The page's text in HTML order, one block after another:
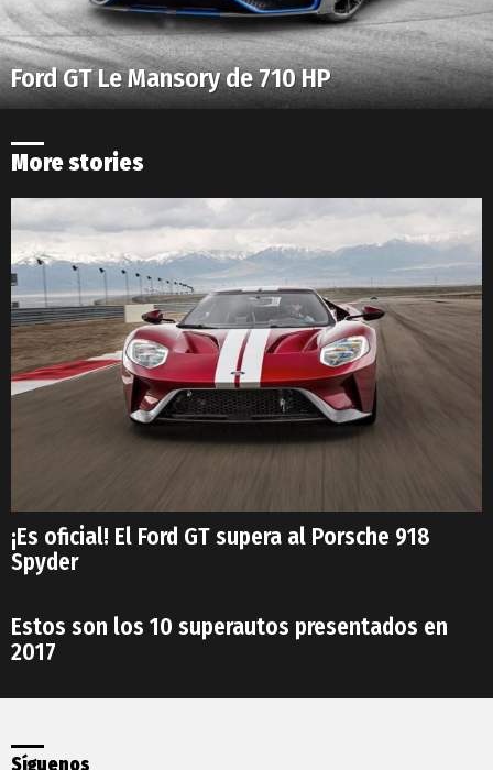
Ford GT Le Mansory de 710 HP
More stories
¡Es oficial! El Ford GT supera al Porsche 918
Spyder
Estos son los 10 superautos presentados en
2017
Síguenos